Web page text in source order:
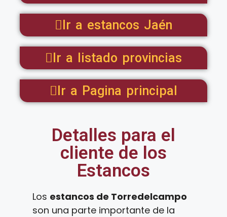
Ir a estancos Jaén
Ir a listado provincias
Ir a Pagina principal
Detalles para el
cliente de los
Estancos
Los estancos de Torredelcampo
son una parte importante de la